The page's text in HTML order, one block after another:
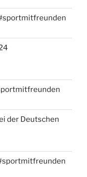
der Deutschen